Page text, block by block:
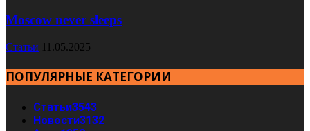
Moscow never sleeps
Статьи 11.05.2025
ПОПУЛЯРНЫЕ КАТЕГОРИИ
Статьи3543
Новости3132